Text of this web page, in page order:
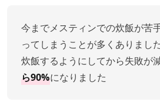
今までメスティンでの炊飯が苦
ってしまうことが多くありまし
炊飯するようにしてから失敗が減
ら90%になりました